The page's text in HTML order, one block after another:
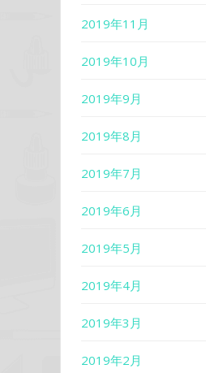
2019年11月
2019年10月
2019年9月
2019年8月
2019年7月
2019年6月
2019年5月
2019年4月
2019年3月
2019年2月